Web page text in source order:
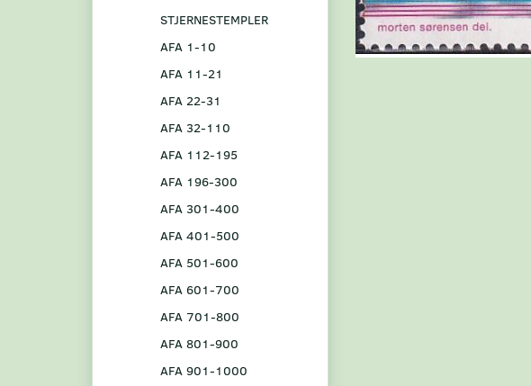
STJERNESTEMPLER
AFA 1-10
AFA 11-21
AFA 22-31
AFA 32-110
AFA 112-195
AFA 196-300
AFA 301-400
AFA 401-500
AFA 501-600
AFA 601-700
AFA 701-800
AFA 801-900
AFA 901-1000